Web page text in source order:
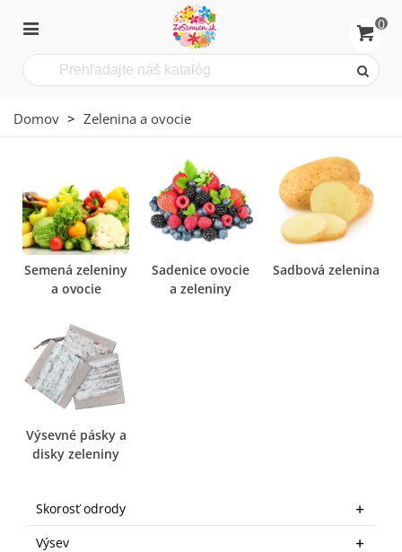
0
Domov > Zelenina a ovocie
Semená zeleniny
a ovocie
Sadenice ovocie
a zeleniny
Sadbová zelenina
Výsevné pásky a
disky zeleniny
Skorosť odrody
Výsev